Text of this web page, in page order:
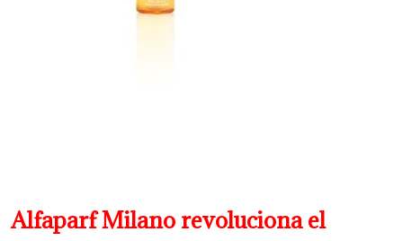
Alfaparf Milano revoluciona el